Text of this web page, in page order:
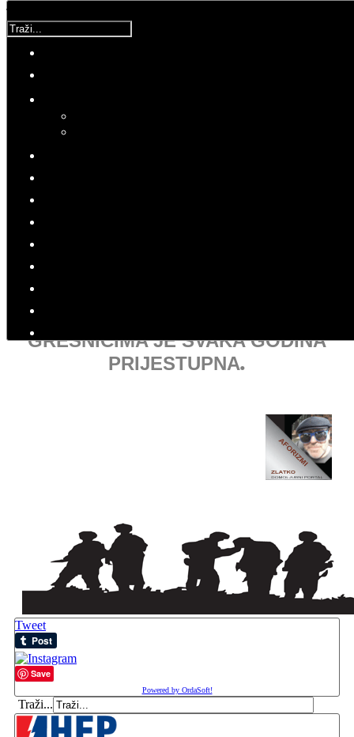
Traži...
Molimo ocijenite
GREŠNICIMA JE SVAKA GODINA
PRIJESTUPNA.
Tweet
Save
Powered by OrdaSoft!
Traži...